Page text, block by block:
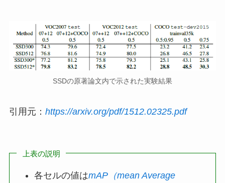
SSDの原著論文内で示された実験結果
引用元： https://arxiv.org/pdf/1512.02325.pdf
上表の説明
各セルの値はmAP（mean Average